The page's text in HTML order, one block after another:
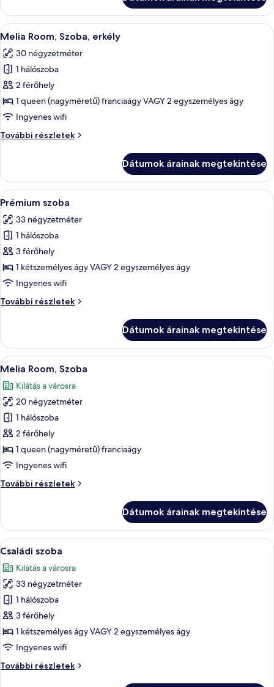
további
részletei
A
következő
szoba
összes
képének
megtekintése:
Melia
Szoba,
Egy szállodai szoba, amelyben egy
4
Melia Room, Szoba, erkély
30 négyzetméter
1 hálószoba
2 férőhely
1 queen (nagyméretű) franciaágy VAGY 2 egyszemélyes ágy
Ingyenes wifi
További részletek
Melia
további
részletei
Dátumok árainak megtekintése
A
következő
szoba
összes
képének
megtekintése:
Prémium
Egy modern szállodai szoba,
4
Prémium szoba
33 négyzetméter
1 hálószoba
3 férőhely
1 kétszemélyes ágy VAGY 2 egyszemélyes ágy
Ingyenes wifi
További részletek
Prémium
Dátumok árainak megtekintése
A
következő
szoba
összes
képének
megtekintése:
Melia
Room,
Szoba
Egy szállodai szoba, amelyben egy
5
Melia Room, Szoba
Kilátás a városra
20 négyzetméter
1 hálószoba
2 férőhely
1 queen (nagyméretű) franciaágy
Ingyenes wifi
További részletek
Melia
részletei
Dátumok árainak megtekintése
A
következő
szoba
összes
képének
megtekintése:
Családi
szoba
Egy modern szállodai szoba,
6
Családi szoba
Kilátás a városra
33 négyzetméter
1 hálószoba
3 férőhely
1 kétszemélyes ágy VAGY 2 egyszemélyes ágy
Ingyenes wifi
További részletek
Családi